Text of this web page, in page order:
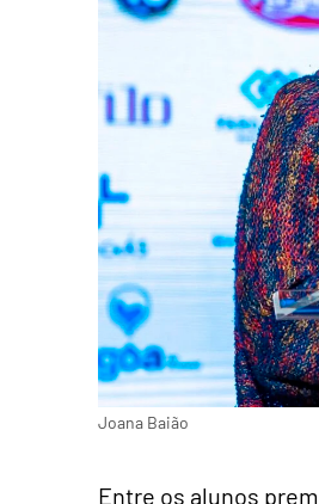
Joana Baião
Entre os alunos